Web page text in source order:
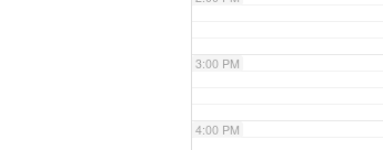
3:00 PM
4:00 PM